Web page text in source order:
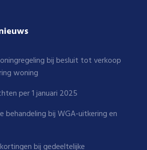
bij besluit tot verkoop
woning
per 1 januari 2025
behandeling bij WGA-uitkering en
bij gedeeltelijke